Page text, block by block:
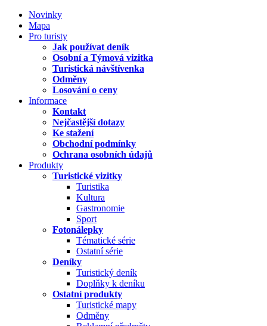
Novinky
Mapa
Pro turisty
Jak používat deník
Osobní a Týmová vizitka
Turistická návštívenka
Odměny
Losování o ceny
Informace
Kontakt
Nejčastější dotazy
Ke stažení
Obchodní podmínky
Ochrana osobních údajů
Produkty
Turistické vizitky
Turistika
Kultura
Gastronomie
Sport
Fotonálepky
Tématické série
Ostatní série
Deníky
Turistický deník
Doplňky k deníku
Ostatní produkty
Turistické mapy
Odměny